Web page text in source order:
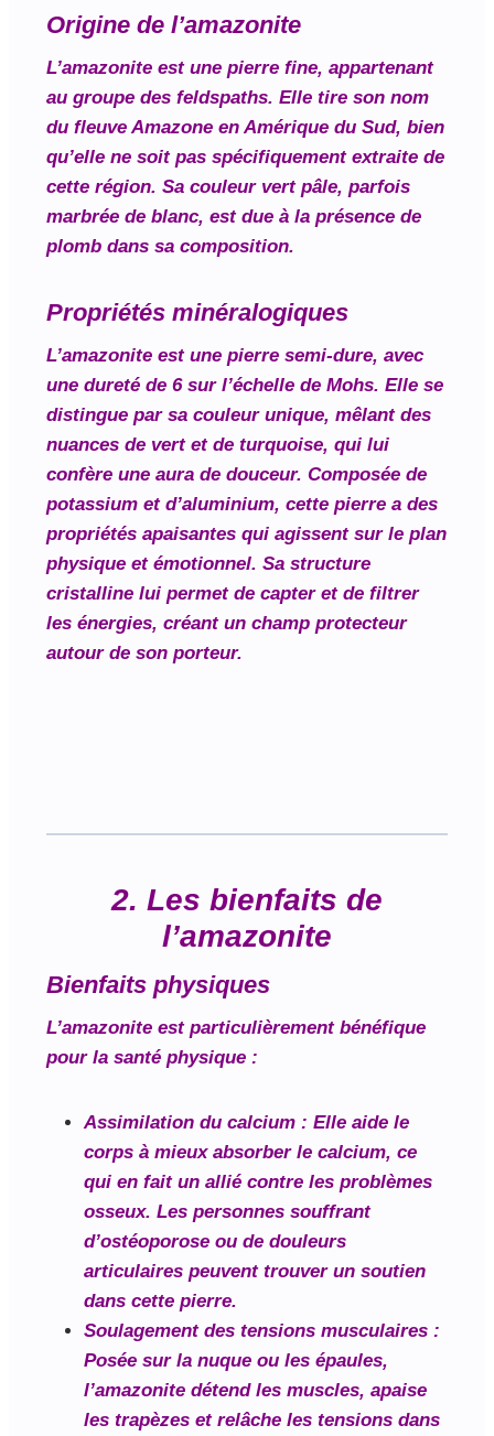
Origine de l’amazonite
L’amazonite est une pierre fine, appartenant
au groupe des feldspaths. Elle tire son nom
du fleuve Amazone en Amérique du Sud, bien
qu’elle ne soit pas spécifiquement extraite de
cette région. Sa couleur vert pâle, parfois
marbrée de blanc, est due à la présence de
plomb dans sa composition.
Propriétés minéralogiques
L’amazonite est une pierre semi-dure, avec
une dureté de 6 sur l’échelle de Mohs. Elle se
distingue par sa couleur unique, mêlant des
nuances de vert et de turquoise, qui lui
confère une aura de douceur. Composée de
potassium et d’aluminium, cette pierre a des
propriétés apaisantes qui agissent sur le plan
physique et émotionnel. Sa structure
cristalline lui permet de capter et de filtrer
les énergies, créant un champ protecteur
autour de son porteur.
2. Les bienfaits de
l’amazonite
Bienfaits physiques
L’amazonite est particulièrement bénéfique
pour la santé physique :
Assimilation du calcium : Elle aide le
corps à mieux absorber le calcium, ce
qui en fait un allié contre les problèmes
osseux. Les personnes souffrant
d’ostéoporose ou de douleurs
articulaires peuvent trouver un soutien
dans cette pierre.
Soulagement des tensions musculaires :
Posée sur la nuque ou les épaules,
l’amazonite détend les muscles, apaise
les trapèzes et relâche les tensions dans